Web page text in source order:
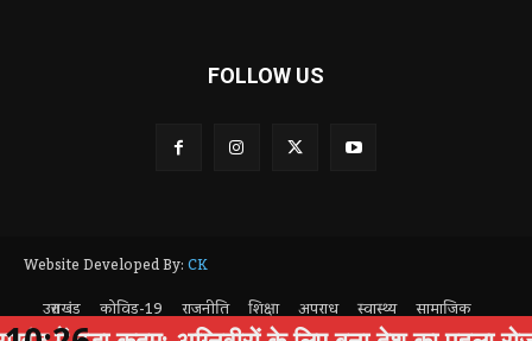
FOLLOW US
Website Developed By:CK
उत्तराखंड
कोविड-19 राजनीति शिक्षा अपराध स्वास्थ्य
सामाजिक
पर्यटन
Privacy Policy